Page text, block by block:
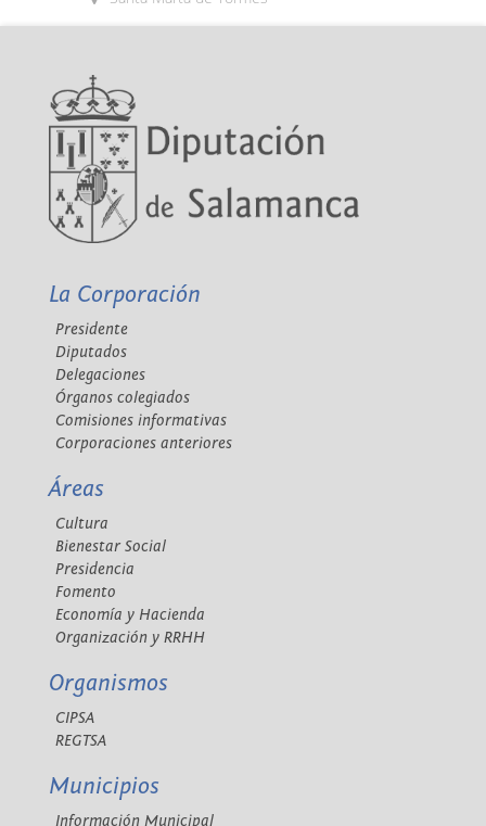
La Corporación
Presidente
Diputados
Delegaciones
Órganos colegiados
Comisiones informativas
Corporaciones anteriores
Áreas
Cultura
Bienestar Social
Presidencia
Fomento
Economía y Hacienda
Organización y RRHH
Organismos
CIPSA
REGTSA
Municipios
Información Municipal